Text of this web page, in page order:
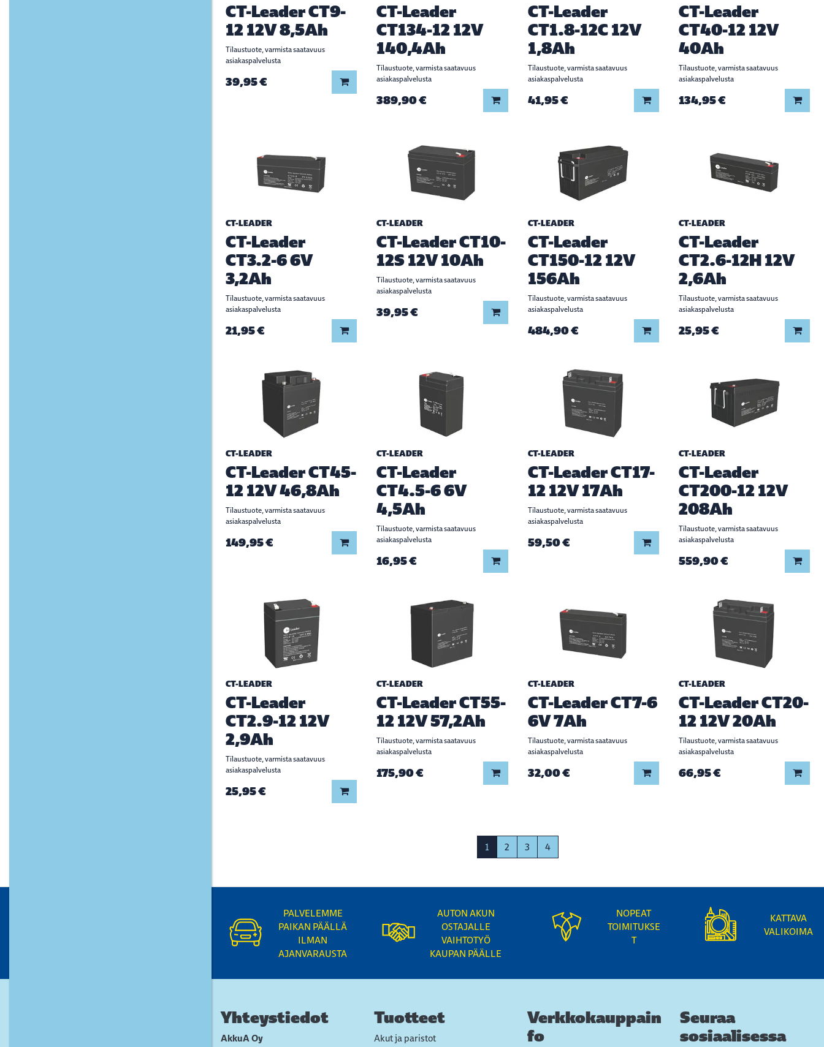
CT-Leader CT9-
12 12V 8,5Ah
Tilaustuote, varmista saatavuus
asiakaspalvelusta
39,95 € Lisää koriin
CT-Leader
CT134-12 12V
140,4Ah
Tilaustuote, varmista saatavuus
asiakaspalvelusta
389,90 € Lisää koriin
CT-Leader
CT1.8-12C 12V
1,8Ah
Tilaustuote, varmista saatavuus
asiakaspalvelusta
41,95 € Lisää koriin
CT-Leader
CT40-12 12V
40Ah
Tilaustuote, varmista saatavuus
asiakaspalvelusta
134,95 €
CT-LEADER
CT-Leader
CT3.2-6 6V
3,2Ah
Tilaustuote, varmista saatavuus
asiakaspalvelusta
21,95 € Lisää koriin
CT-LEADER
CT-Leader CT10-
12S 12V 10Ah
Tilaustuote, varmista saatavuus
asiakaspalvelusta
39,95 € Lisää koriin
CT-LEADER
CT-Leader
CT150-12 12V
156Ah
Tilaustuote, varmista saatavuus
asiakaspalvelusta
484,90 € Lisää koriin
CT-LEADER
CT-Leader
CT2.6-12H 12V
2,6Ah
Tilaustuote, varmista saatavuus
asiakaspalvelusta
25,95 €
CT-LEADER
CT-Leader CT45-
12 12V 46,8Ah
Tilaustuote, varmista saatavuus
asiakaspalvelusta
149,95 € Lisää koriin
CT-LEADER
CT-Leader
CT4.5-6 6V
4,5Ah
Tilaustuote, varmista saatavuus
asiakaspalvelusta
16,95 € Lisää koriin
CT-LEADER
CT-Leader CT17-
12 12V 17Ah
Tilaustuote, varmista saatavuus
asiakaspalvelusta
59,50 € Lisää koriin
CT-LEADER
CT-Leader
CT200-12 12V
208Ah
Tilaustuote, varmista saatavuus
asiakaspalvelusta
559,90 €
CT-LEADER
CT-Leader
CT2.9-12 12V
2,9Ah
Tilaustuote, varmista saatavuus
asiakaspalvelusta
25,95 € Lisää koriin
CT-LEADER
CT-Leader CT55-
12 12V 57,2Ah
Tilaustuote, varmista saatavuus
asiakaspalvelusta
175,90 € Lisää koriin
CT-LEADER
CT-Leader CT7-6
6V 7Ah
Tilaustuote, varmista saatavuus
asiakaspalvelusta
32,00 € Lisää koriin
CT-LEADER
CT-Leader CT20-
12 12V 20Ah
Tilaustuote, varmista saatavuus
asiakaspalvelusta
66,95 €
1 2 3 4
PALVELEMME
PAIKAN PÄÄLLÄ
ILMAN
AJANVARAUSTA
AUTON AKUN
OSTAJALLE
VAIHTOTYÖ
KAUPAN PÄÄLLE
NOPEAT
TOIMITUKSE
T
KATTAVA
VALIKOIMA
Yhteystiedot
AkkuA Oy
Tuotteet
Akut ja paristot
Verkkokauppain
fo
Seuraa
sosiaalisessa